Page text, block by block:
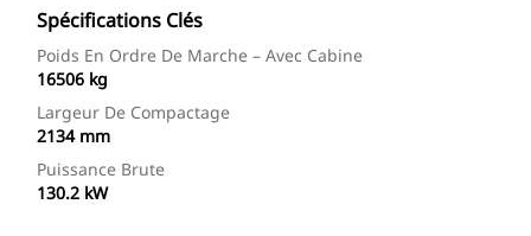
Spécifications Clés
Poids En Ordre De Marche – Avec Cabine
16506 kg
Largeur De Compactage
2134 mm
Puissance Brute
130.2 kW